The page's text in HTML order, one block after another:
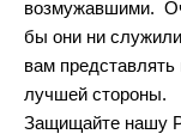
возмужавшими.
бы они ни
вам
лучшей стороны.
Защищайте нашу